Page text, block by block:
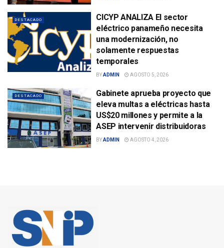
DESTACADO
CICYP ANALIZA El sector
eléctrico panameño necesita
una modernización, no
solamente respuestas
temporales
BYADMIN AGOSTO 5, 2026
DESTACADO
Gabinete aprueba proyecto que
eleva multas a eléctricas hasta
US$20 millones y permite a la
ASEP intervenir distribuidoras
BYADMIN AGOSTO 4, 2026